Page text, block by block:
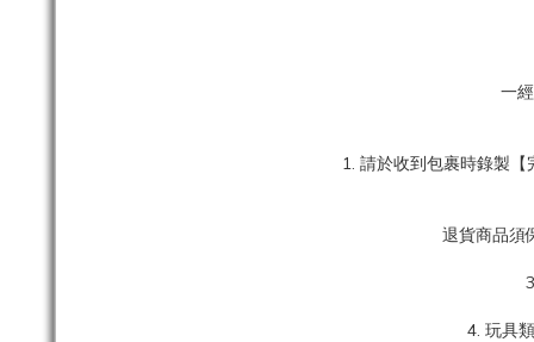
一
1. 請於收到包裹時錄製
退貨商品須
4. 玩具